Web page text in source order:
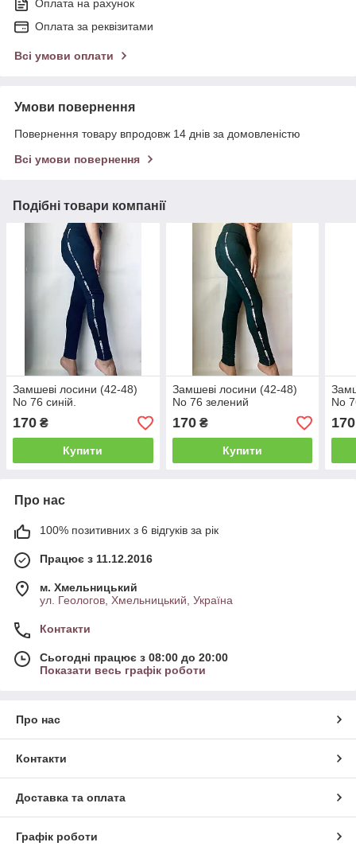
Оплата на рахунок
Оплата за реквізитами
Всі умови оплати
Умови повернення
Повернення товару впродовж 14 днів за домовленістю
Всі умови повернення
Подібні товари компанії
Замшеві лосини (42-48)
No 76 синій.
170 ₴
Купити
Замшеві лосини (42-48)
No 76 зелений
170₴
Купити
No
170
Про нас
100% позитивних з 6 відгуків за рік
Працює з 11.12.2016
м. Хмельницький
ул. Геологов, Хмельницький, Україна
Контакти
Сьогодні працює з 08:00 до 20:00
Показати весь графік роботи
Про нас
Контакти
Доставка та оплата
Графік роботи